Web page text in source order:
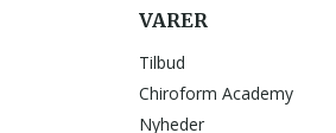
VARER
Tilbud
Chiroform Academy
Nyheder